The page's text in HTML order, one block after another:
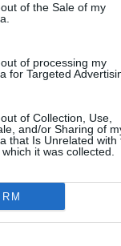
of the Sale of my
of processing my
for Targeted
of Collection, Use,
and/or Sharing of
that Is Unrelated with
it was collected.
v prvním
terestrické a